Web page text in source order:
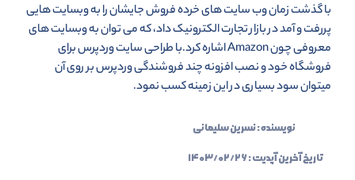
با گذشت زمان وب سایت های خرده فروش جایشان را به وبسایت هایی
پررفت و آمد در بازار تجارت الکترونیک داد، که می توان به وبسایت های
معروفی چون Amazon اشاره کرد.با طراحی سایت وردپرس برای
فروشگاه خود و نصب افزونه چند فروشندگی وردپرس بر روی آن
میتوان سود بسیاری در این زمینه کسب نمود.
نویسنده :نسرین سلیمانی
تاریخ آخرین آپدیت :۱۴۰۳/۰۲/۲۶